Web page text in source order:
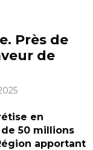
Près de
de
en
50 millions
apportant